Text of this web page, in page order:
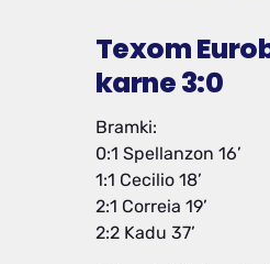
Texom
karne 3:0
Bramki:
0:1 Spellanzon 16’
1:1 Cecilio 18’
2:1 Correia 19’
2:2 Kadu 37’